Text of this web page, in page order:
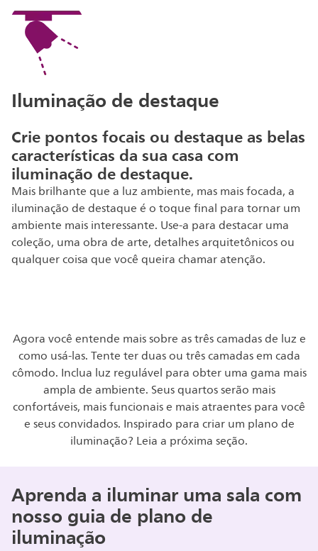
Iluminação de destaque
Crie pontos focais ou destaque as belas
características da sua casa com
iluminação de destaque.
Mais brilhante que a luz ambiente, mas mais focada, a
iluminação de destaque é o toque final para tornar um
ambiente mais interessante. Use-a para destacar uma
coleção, uma obra de arte, detalhes arquitetônicos ou
qualquer coisa que você queira chamar atenção.
Agora você entende mais sobre as três camadas de luz e
como usá-las. Tente ter duas ou três camadas em cada
cômodo. Inclua luz regulável para obter uma gama mais
ampla de ambiente. Seus quartos serão mais
confortáveis, mais funcionais e mais atraentes para você
e seus convidados. Inspirado para criar um plano de
iluminação? Leia a próxima seção.
Aprenda a iluminar uma sala com
nosso guia de plano de
iluminação